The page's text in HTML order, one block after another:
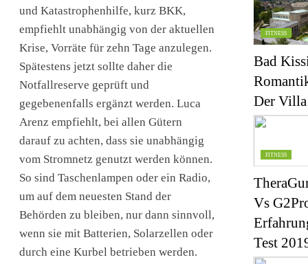
und Katastrophenhilfe, kurz BKK,
empfiehlt unabhängig von der aktuellen
Krise, Vorräte für zehn Tage anzulegen.
Spätestens jetzt sollte daher die
Notfallreserve geprüft und
gegebenenfalls ergänzt werden. Luca
Arenz empfiehlt, bei allen Gütern
darauf zu achten, dass sie unabhängig
vom Stromnetz genutzt werden können.
So sind Taschenlampen oder ein Radio,
um auf dem neuesten Stand der
Behörden zu bleiben, nur dann sinnvoll,
wenn sie mit Batterien, Solarzellen oder
durch eine Kurbel betrieben werden.
FITNESS
Bad
Der Villa
FITNESS
Vs
Test